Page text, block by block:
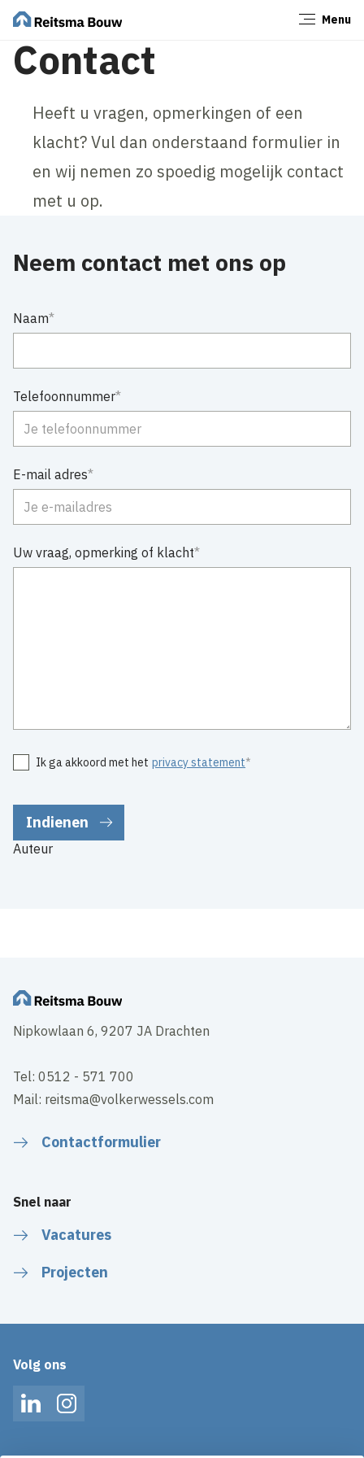
Menu
Contact
Heeft u vragen, opmerkingen of een
klacht? Vul dan onderstaand formulier in
en wij nemen zo spoedig mogelijk contact
met u op.
Neem contact met ons op
Naam
Telefoonnummer
E-mail adres
Uw vraag, opmerking of klacht
Ik ga akkoord met het privacy statement
Auteur
Nipkowlaan 6, 9207 JA Drachten
Tel: 0512 - 571 700
Mail: reitsma@volkerwessels.com
Contactformulier
Snel naar
Vacatures
Projecten
Volg ons
LinkedInInstagram
Sluiten